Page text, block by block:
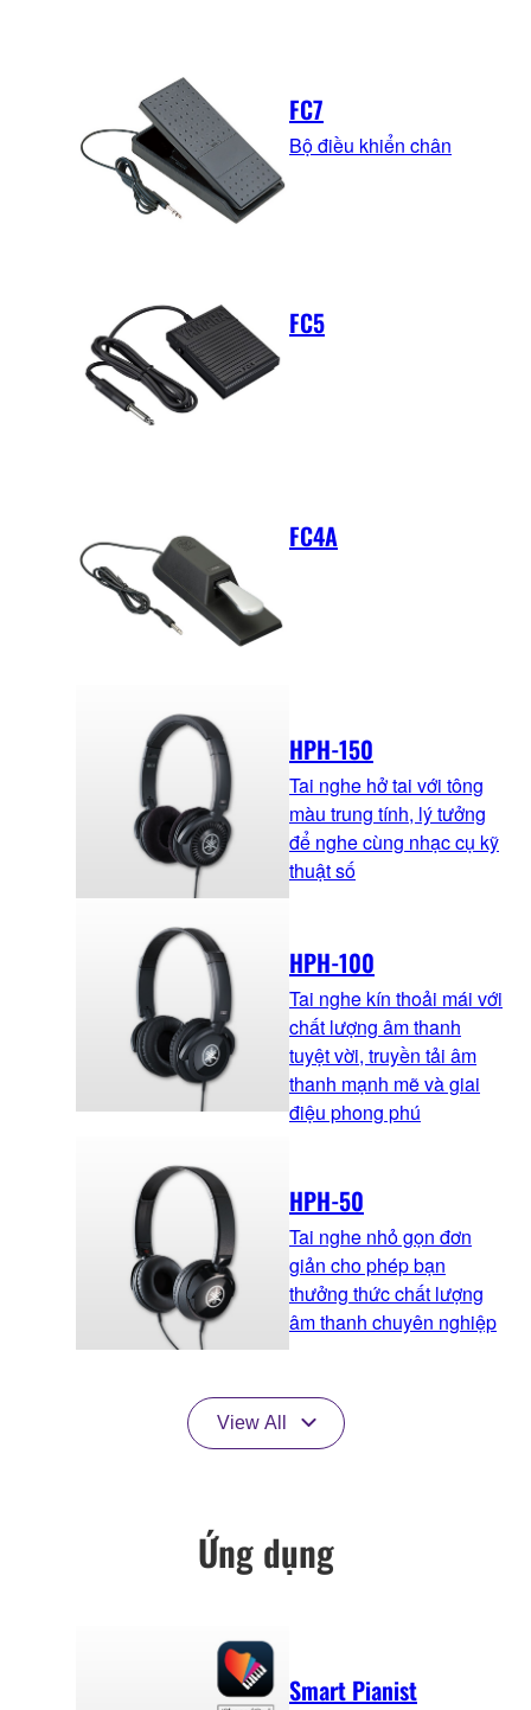
FC7
Bộ điều khiển chân
FC5
FC4A
HPH-150
Tai nghe hở tai với tông
màu trung tính, lý tưởng
để nghe cùng nhạc cụ kỹ
thuật số
HPH-100
Tai nghe kín thoải mái với
chất lượng âm thanh
tuyệt vời, truyền tải âm
thanh mạnh mẽ và giai
điệu phong phú
HPH-50
Tai nghe nhỏ gọn đơn
giản cho phép bạn
thưởng thức chất lượng
âm thanh chuyên nghiệp
View All
Ứng dụng
Smart Pianist